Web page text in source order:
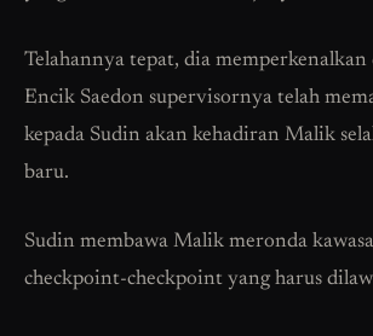
Telahannya tepat, dia
Encik Saedon supervisornya telah
kepada Sudin akan kehadiran Malik
baru.
Sudin membawa Malik meronda
checkpoint-checkpoint yang harus